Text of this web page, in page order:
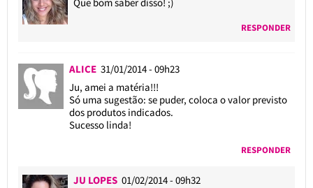
RESPONDER
ALICE 31/01/2014 - 09h23
Ju, amei a matéria!!!
Só uma sugestão: se puder, coloca o valor previsto
dos produtos indicados.
Sucesso linda!
RESPONDER
JU LOPES 01/02/2014 - 09h32